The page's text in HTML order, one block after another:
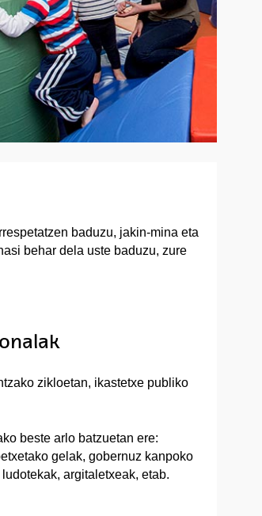
baduzu, jakin-mina eta
behar dela uste baduzu, zure
zikloetan, ikastetxe publiko
beste arlo batzuetan ere:
gelak, gobernuz kanpoko
argitaletxeak, etab.